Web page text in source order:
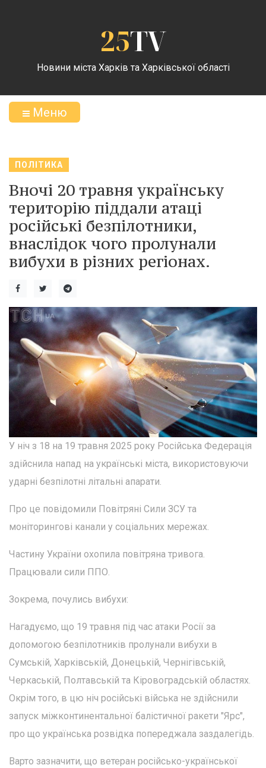
25TV
Новини міста Харків та Харківської області
Меню
ПОЛІТИКА
Вночі 20 травня українську
територію піддали атаці
російські безпілотники,
внаслідок чого пролунали
вибухи в різних регіонах.
У ніч з 18 на 19 травня 2025 року Російська Федерація
здійснила напад на українські міста, використовуючи
ударні безпілотні літальні апарати.
Про це повідомили Повітряні Сили ЗСУ та
моніторингові канали у соціальних мережах.
Частину України охопила повітряна тривога.
Працювали сили ППО.
Зокрема, почулись вибухи:
Нагадуємо, що 19 травня під час атаки Росії за
допомогою безпілотників пролунали вибухи в
Сумській, Харківській, Донецькій, Чернігівській,
Черкаській, Полтавській та Кіровоградській областях.
Окрім того, в цю ніч російські війська не здійснили
запуск міжконтинентальної балістичної ракети "Ярс",
про що українська розвідка попереджала заздалегідь.
Варто зазначити, що ветеран російсько-української